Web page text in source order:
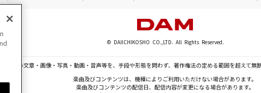
© DAIICHIKOSHO CO.,LTD. All Rights Reserved.
る一切の文章・画像・写真・動画・音声等を、手段や形態を問わず、著作権法の定める範囲を超えて無
楽曲及びコンテンツは、機種によりご利用いただけない場合があります。
楽曲及びコンテンツの配信日、配信内容が変更になる場合があります。